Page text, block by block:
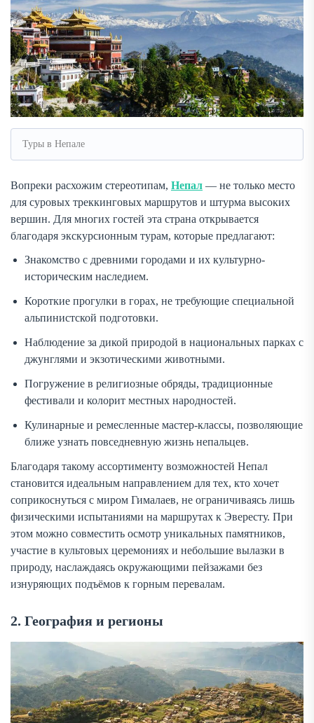
Туры в Непале
Вопреки расхожим стереотипам, Непал — не только место
для суровых треккинговых маршрутов и штурма высоких
вершин. Для многих гостей эта страна открывается
благодаря экскурсионным турам, которые предлагают:
Знакомство с древними городами и их культурно-
историческим наследием.
Короткие прогулки в горах, не требующие специальной
альпинистской подготовки.
Наблюдение за дикой природой в национальных парках с
джунглями и экзотическими животными.
Погружение в религиозные обряды, традиционные
фестивали и колорит местных народностей.
Кулинарные и ремесленные мастер-классы, позволяющие
ближе узнать повседневную жизнь непальцев.
Благодаря такому ассортименту возможностей Непал
становится идеальным направлением для тех, кто хочет
соприкоснуться с миром Гималаев, не ограничиваясь лишь
физическими испытаниями на маршрутах к Эвересту. При
этом можно совместить осмотр уникальных памятников,
участие в культовых церемониях и небольшие вылазки в
природу, наслаждаясь окружающими пейзажами без
изнуряющих подъёмов к горным перевалам.
2. География и регионы